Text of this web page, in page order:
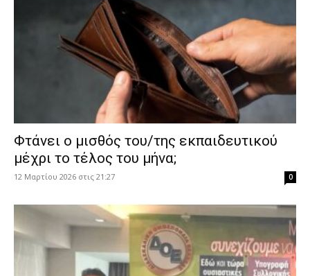
Φτάνει ο μισθός του/της εκπαιδευτικού
μέχρι το τέλος του μήνα;
12 Μαρτίου 2026 στις 21:27 0